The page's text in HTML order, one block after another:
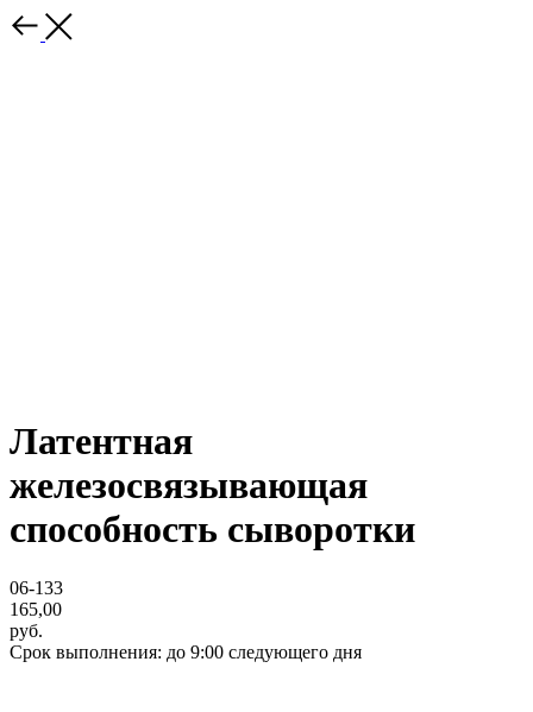
Латентная
железосвязывающая
способность сыворотки
06-133
165,00
руб.
Срок выполнения: до 9:00 следующего дня